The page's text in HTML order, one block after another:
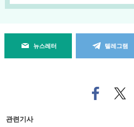
뉴스레터 텔레그램
페
이
트위
터로
관련기사